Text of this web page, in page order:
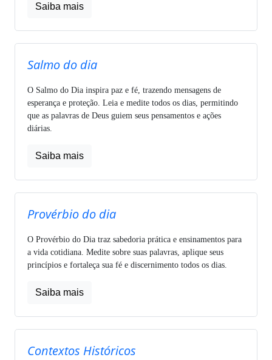
Saiba mais
Salmo do dia
O Salmo do Dia inspira paz e fé, trazendo mensagens de
esperança e proteção. Leia e medite todos os dias, permitindo
que as palavras de Deus guiem seus pensamentos e ações
diárias.
Saiba mais
Provérbio do dia
O Provérbio do Dia traz sabedoria prática e ensinamentos para
a vida cotidiana. Medite sobre suas palavras, aplique seus
princípios e fortaleça sua fé e discernimento todos os dias.
Saiba mais
Contextos Históricos